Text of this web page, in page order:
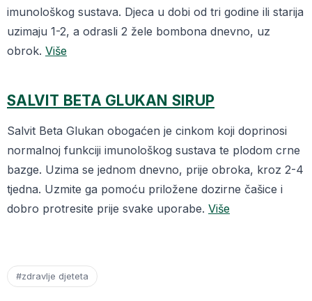
imunološkog sustava. Djeca u dobi od tri godine ili starija
uzimaju 1-2, a odrasli 2 žele bombona dnevno, uz
obrok. Više
SALVIT BETA GLUKAN SIRUP
Salvit Beta Glukan obogaćen je cinkom koji doprinosi
normalnoj funkciji imunološkog sustava te plodom crne
bazge. Uzima se jednom dnevno, prije obroka, kroz 2-4
tjedna. Uzmite ga pomoću priložene dozirne čašice i
dobro protresite prije svake uporabe. Više
#zdravlje djeteta